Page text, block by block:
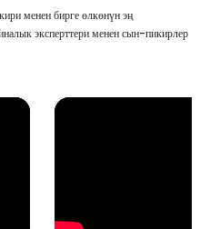
менен бирге өлкөнүн эң
эксперттери менен сын-пикирлер